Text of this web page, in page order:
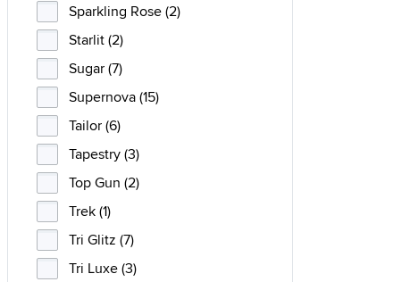
Sparkling Rose (2)
Starlit (2)
Sugar (7)
Supernova (15)
Tailor (6)
Tapestry (3)
Top Gun (2)
Trek (1)
Tri Glitz (7)
Tri Luxe (3)